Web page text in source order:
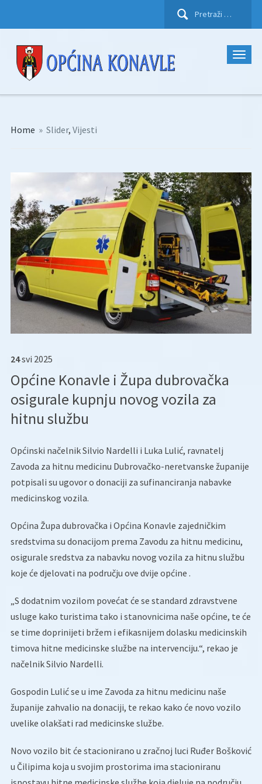
Pretraži:
Home » Slider, Vijesti
24svi 2025
Općine Konavle i Župa dubrovačka
osigurale kupnju novog vozila za
hitnu službu
Općinski načelnik Silvio Nardelli i Luka Lulić, ravnatelj
Zavoda za hitnu medicinu Dubrovačko-neretvanske županije
potpisali su ugovor o donaciji za sufinanciranja nabavke
medicinskog vozila.
Općina Župa dubrovačka i Općina Konavle zajedničkim
sredstvima su donacijom prema Zavodu za hitnu medicinu,
osigurale sredstva za nabavku novog vozila za hitnu službu
koje će djelovati na području ove dvije općine .
„S dodatnim vozilom povećat će se standard zdravstvene
usluge kako turistima tako i stanovnicima naše općine, te će
se time doprinijeti bržem i efikasnijem dolasku medicinskih
timova hitne medicinske službe na intervenciju.“, rekao je
načelnik Silvio Nardelli.
Gospodin Lulić se u ime Zavoda za hitnu medicinu naše
županije zahvalio na donaciji, te rekao kako će novo vozilo
uvelike olakšati rad medicinske službe.
Novo vozilo bit će stacionirano u zračnoj luci Ruđer Bošković
u Čilipima koja u svojim prostorima ima stacioniranu